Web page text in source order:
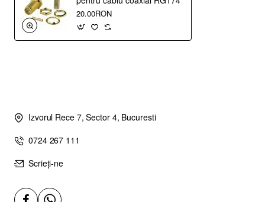
20.00RON
Izvorul Rece 7, Sector 4, Bucuresti
0724 267 111
Scrieți-ne